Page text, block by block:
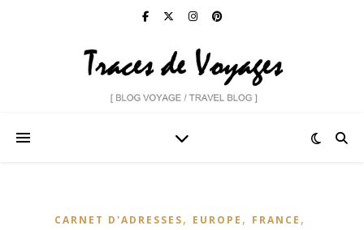
CARNET D'ADRESSES, EUROPE , FRANCE ,